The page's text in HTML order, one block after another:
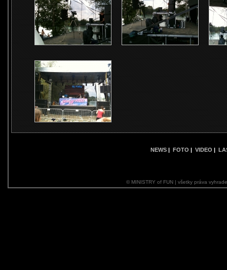
NEWS | FOTO | VIDEO |
© MINISTRY of FUN | všetky práva